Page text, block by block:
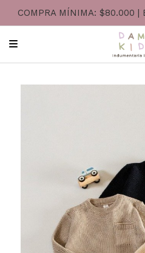
COMPRA MÍNIMA: $80.000 |